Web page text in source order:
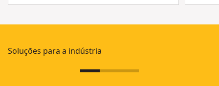
Soluções para a indústria